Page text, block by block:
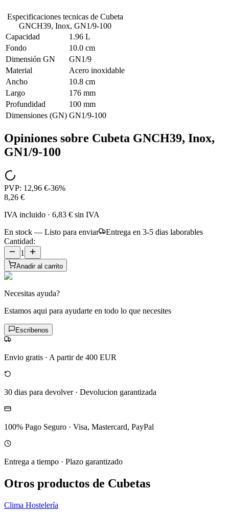
Especificaciones tecnicas de Cubeta
GNCH39, Inox, GN1/9-100
Capacidad
1.96 L
Fondo
10.0 cm
Dimensión GN
GN1/9
Material
Acero inoxidable
Ancho
10.8 cm
Largo
176 mm
Profundidad
100 mm
Dimensiones (GN) GN1/9-100
Opiniones sobre Cubeta GNCH39, Inox,
GN1/9-100
PVP: 12,96 €-36%
8,26 €
IVA incluido · 6,83 € sin IVA
En stock — Listo para enviar
Entrega en 3-5 dias laborables
Cantidad:
1
Anadir al carrito
Necesitas ayuda?
Estamos aqui para ayudarte en todo lo que necesites
Escribenos
Envio gratis · A partir de 400 EUR
30 dias para devolver· Devolucion garantizada
100% Pago Seguro · Visa, Mastercard, PayPal
Entrega a tiempo · Plazo garantizado
Otros productos de Cubetas
Clima Hostelería